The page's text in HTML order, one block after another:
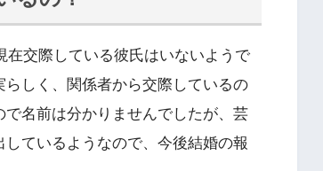
在交際している彼氏はいないようで
しく、関係者から交際しているの
名前は分かりませんでしたが、芸
ているようなので、今後結婚の報